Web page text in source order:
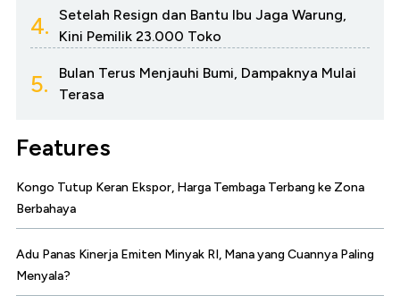
4.
Setelah Resign dan Bantu Ibu Jaga Warung,
Kini Pemilik 23.000 Toko
5.
Bulan Terus Menjauhi Bumi, Dampaknya Mulai
Terasa
Features
Kongo Tutup Keran Ekspor, Harga Tembaga Terbang ke Zona
Berbahaya
Adu Panas Kinerja Emiten Minyak RI, Mana yang Cuannya Paling
Menyala?